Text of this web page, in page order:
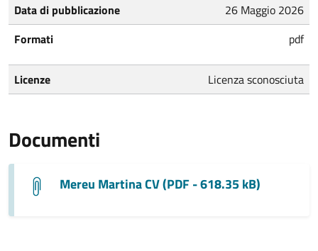
Data di pubblicazione
26 Maggio 2026
Formati
pdf
Licenze Licenza sconosciuta
Documenti
Mereu Martina CV (PDF - 618.35 kB)